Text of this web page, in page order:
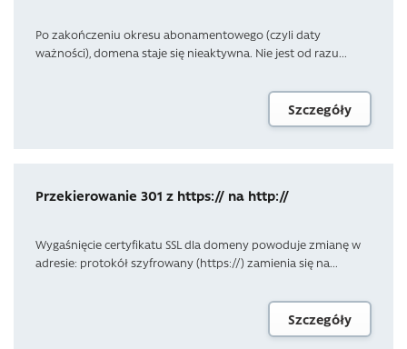
Po zakończeniu okresu abonamentowego (czyli daty
ważności), domena staje się nieaktywna. Nie jest od razu...
Szczegóły
Przekierowanie 301 z https:// na http://
Wygaśnięcie certyfikatu SSL dla domeny powoduje zmianę w
adresie: protokół szyfrowany (https://) zamienia się na...
Szczegóły